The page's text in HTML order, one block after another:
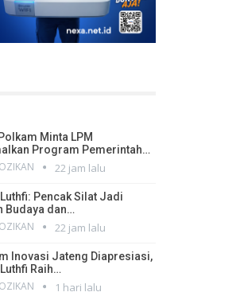
Minta LPM
Program Pemerintah…
22 jam lalu
Pencak Silat Jadi
Budaya dan…
22 jam lalu
Inovasi Jateng Diapresiasi,
Raih…
1 hari lalu